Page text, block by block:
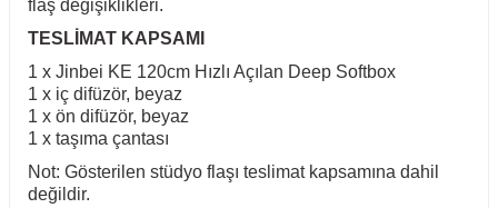
flaş değişiklikleri.
TESLİMAT KAPSAMI
1 x Jinbei KE 120cm Hızlı Açılan Deep Softbox
1 x iç difüzör, beyaz
1 x ön difüzör, beyaz
1 x taşıma çantası
Not: Gösterilen stüdyo flaşı teslimat kapsamına dahil
değildir.